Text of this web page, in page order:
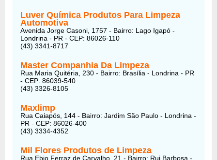
Luver Química Produtos Para Limpeza
Automotiva
Avenida Jorge Casoni, 1757 - Bairro: Lago Igapó -
Londrina - PR - CEP: 86026-110
(43) 3341-8717
Master Companhia Da Limpeza
Rua Maria Quitéria, 230 - Bairro: Brasília - Londrina - PR
- CEP: 86039-540
(43) 3326-8105
Maxlimp
Rua Caiapós, 144 - Bairro: Jardim São Paulo - Londrina -
PR - CEP: 86026-400
(43) 3334-4352
Mil Flores Produtos de Limpeza
Rua Ebio Ferraz de Carvalho, 21 - Bairro: Rui Barbosa -